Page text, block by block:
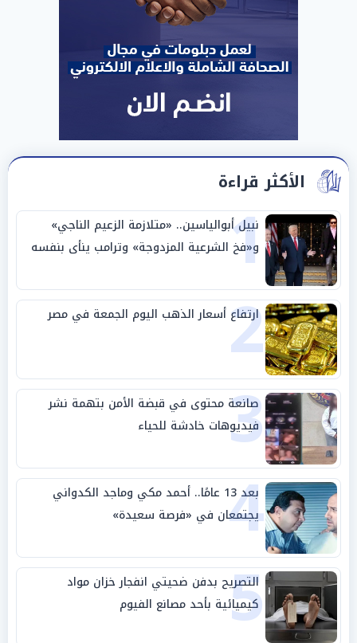
الأكثر قراءة
1
نبيل أبوالياسين.. «متلازمة الزعيم الناجي»
و«فخ الشرعية المزدوجة» وترامب ينأى بنفسه
وحليفه في «ميتم استراتيجي»
2
ارتفاع أسعار الذهب اليوم الجمعة في مصر
3
صانعة محتوى في قبضة الأمن بتهمة نشر
فيديوهات خادشة للحياء
4 بعد 13 عامًا.. أحمد مكي وماجد الكدواني
يجتمعان في «فرصة سعيدة»
5
التصريح بدفن ضحيتي انفجار خزان مواد
كيميائية بأحد مصانع الفيوم